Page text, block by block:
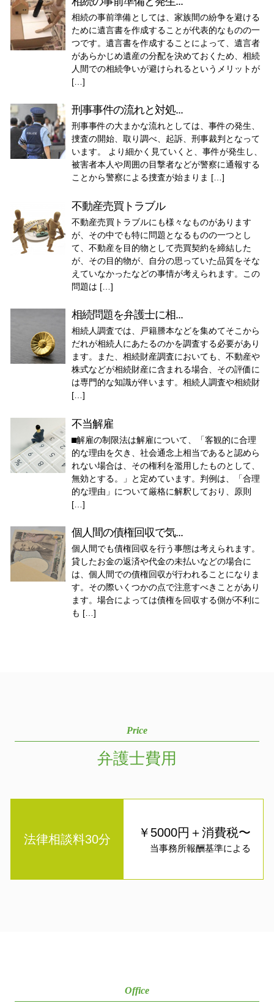
相続の事前準備としては、家族間の紛争を避ける
ために遺言書を作成することが代表的なものの一
つです。遺言書を作成することによって、遺言者
があらかじめ遺産の分配を決めておくため、相続
人間での相続争いが避けられるというメリットが
[…]
刑事事件の流れと対処...
刑事事件の大まかな流れとしては、事件の発生、
捜査の開始、取り調べ、起訴、刑事裁判となって
います。 より細かく見ていくと、事件が発生し、
被害者本人や周囲の目撃者などが警察に通報する
ことから警察による捜査が始まりま […]
不動産売買トラブル
不動産売買トラブルにも様々なものがあります
が、その中でも特に問題となるものの一つとし
て、不動産を目的物として売買契約を締結した
が、その目的物が、自分の思っていた品質をそな
えていなかったなどの事情が考えられます。この
問題は […]
相続問題を弁護士に相...
相続人調査では、戸籍謄本などを集めてそこから
だれが相続人にあたるのかを調査する必要があり
ます。また、相続財産調査においても、不動産や
株式などが相続財産に含まれる場合、その評価に
は専門的な知識が伴います。相続人調査や相続財
[…]
不当解雇
⬛︎解雇の制限法は解雇について、「客観的に合理
的な理由を欠き、社会通念上相当であると認めら
れない場合は、その権利を濫用したものとして、
無効とする。」と定めています。判例は、「合理
的な理由」について厳格に解釈しており、原則
[…]
個人間の債権回収で気...
個人間でも債権回収を行う事態は考えられます。
貸したお金の返済や代金の未払いなどの場合に
は、個人間での債権回収が行われることになりま
す。その際いくつかの点で注意すべきことがあり
ます。場合によっては債権を回収する側が不利に
も […]
Price
弁護士費用
法律相談料30分 ￥5000円＋消費税〜
当事務所報酬基準による
Office